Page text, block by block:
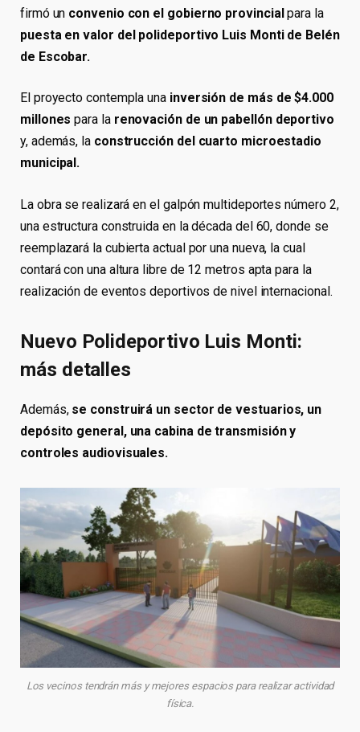
firmó un convenio con el gobierno provincialpara la
puesta en valor del polideportivo Luis Monti de Belén
de Escobar.
El proyecto contempla una inversión de más de $4.000
millones para la renovación de un pabellón deportivo
y, además, la construcción del cuarto microestadio
municipal.
La obra se realizará en el galpón multideportes número 2,
una estructura construida en la década del 60, donde se
reemplazará la cubierta actual por una nueva, la cual
contará con una altura libre de 12 metros apta para la
realización de eventos deportivos de nivel internacional.
Nuevo Polideportivo Luis Monti:
más detalles
Además, se construirá un sector de vestuarios, un
depósito general, una cabina de transmisión y
controles audiovisuales.
Los vecinos tendrán más y mejores espacios para realizar actividad
física.